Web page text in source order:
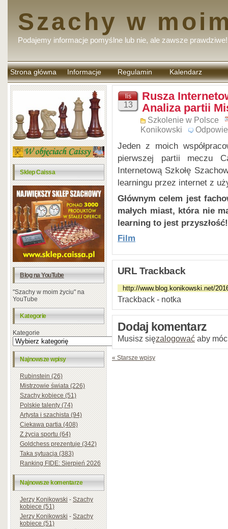
Szachy w
Podajemy informacje pomyślne lub nie, ale zawsze prawdziwe!
Strona główna Informacje Regulamin
komentarzy
Kalendarz
Sklep Caissa
Blog na YouTube
"Szachy w moim życiu" na
YouTube
Kategorie
Kategorie
Najnowsze wpisy
Rubinstein (26)
Mistrzowie świata (226)
Szachy kobiece (51)
Polskie talenty (74)
Artysta i szachista (94)
Ciekawa partia (408)
Z życia sportu (64)
Goldchess prezentuje (342)
Taka sytuacja (383)
Ranking FIDE: Sierpień 2026
Najnowsze komentarze
Jerzy Konikowski-Szachy
kobiece (51)
Jerzy Konikowski-Szachy
kobiece (51)
lis
13
Rusza
Analiza partii
Szkolenie w Polsce
Konikowski
Jeden z moich
pierwszej partii meczu
Internetową Szkołę
learningu przez internet z
Głównym celem jest
małych miast, która nie
learning to jest przyszłość!
Film
URL Trackback
Trackback - notka
Dodaj komentarz
Musisz sięzalogować aby
« Starsze wpisy